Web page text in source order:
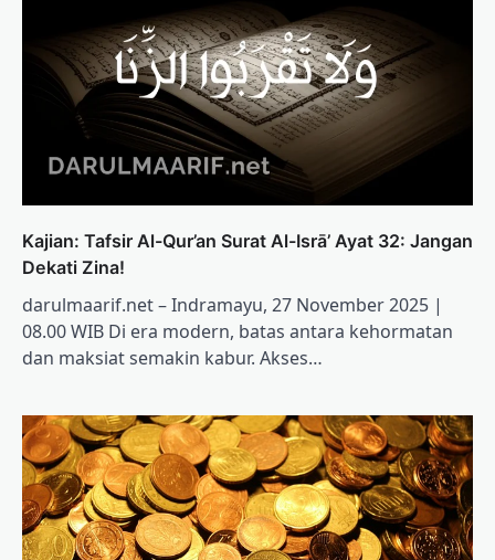
Kajian: Tafsir Al-Qur’an Surat Al-Isrā’ Ayat 32: Jangan
Dekati Zina!
darulmaarif.net – Indramayu, 27 November 2025 |
08.00 WIB Di era modern, batas antara kehormatan
dan maksiat semakin kabur. Akses…